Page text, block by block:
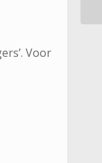
Voor